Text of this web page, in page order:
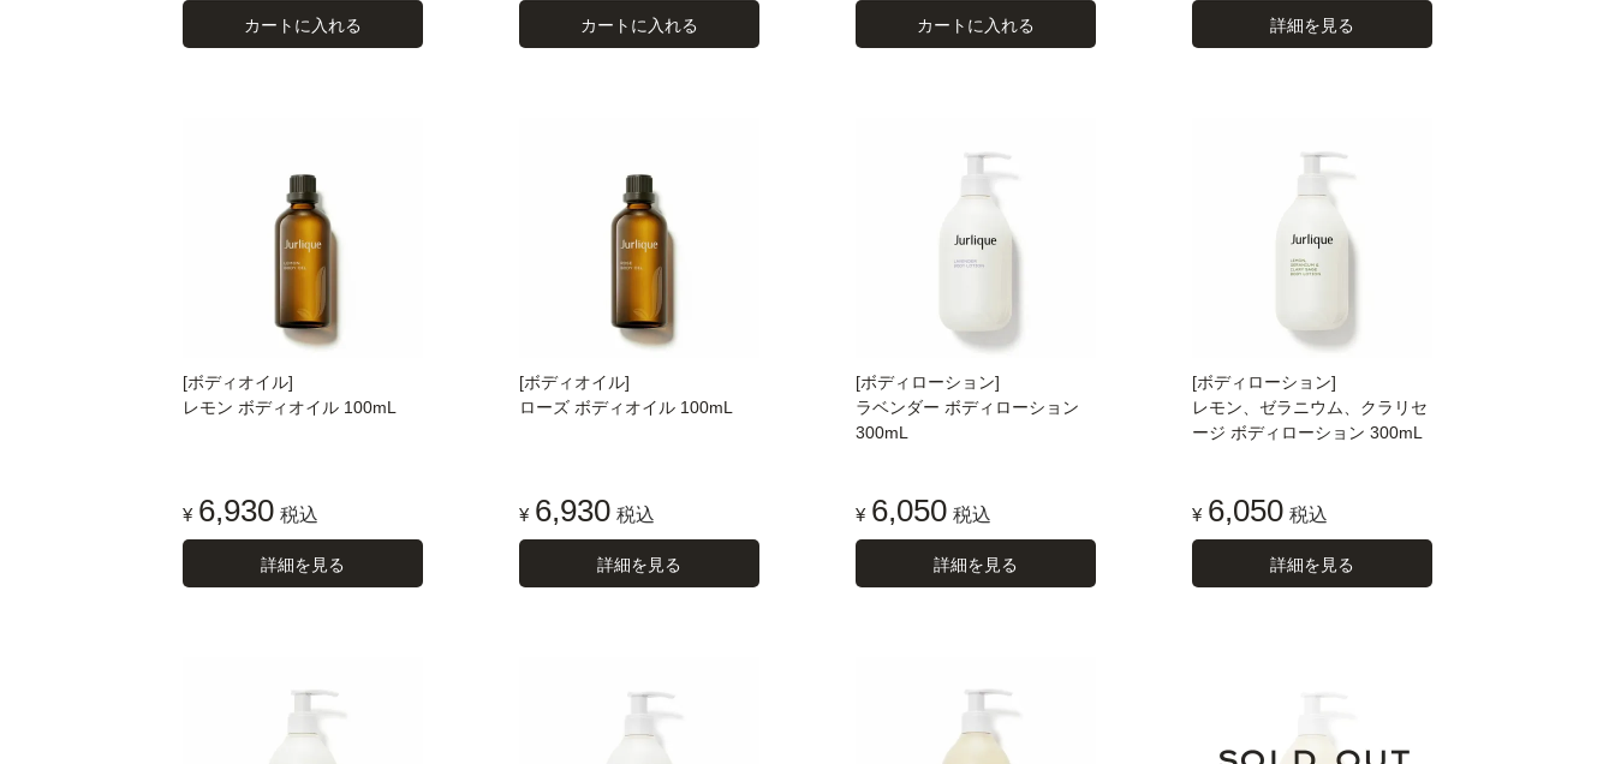
カートに入れる カートに入れる カートに入れる 詳細を見る
[ボディオイル]
レモン ボディオイル 100mL
¥ 6,930 税込
詳細を見る
[ボディオイル]
ローズ ボディオイル 100mL
¥ 6,930 税込
詳細を見る
[ボディローション]
ラベンダー ボディローション
300mL
¥ 6,050 税込
詳細を見る
[ボディローション]
レモン、ゼラニウム、クラリセ
ージ ボディローション 300mL
¥ 6,050 税込
詳細を見る